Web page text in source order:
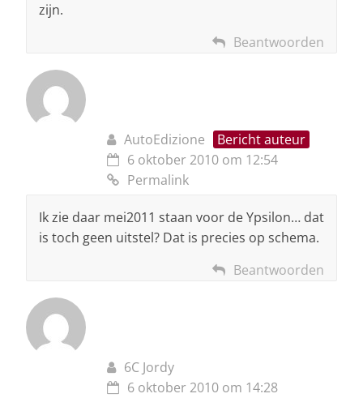
zijn.
Beantwoorden
AutoEdizione
Bericht auteur
6 oktober 2010 om 12:54
Permalink
Ik zie daar mei2011 staan voor de Ypsilon… dat
is toch geen uitstel? Dat is precies op schema.
Beantwoorden
6C Jordy
6 oktober 2010 om 14:28